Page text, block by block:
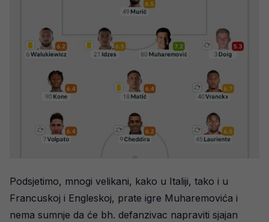
Podsjetimo, mnogi velikani, kako u Italiji, tako i u
Francuskoj i Engleskoj, prate igre Muharemovića i
nema sumnje da će bh. defanzivac napraviti sjajan